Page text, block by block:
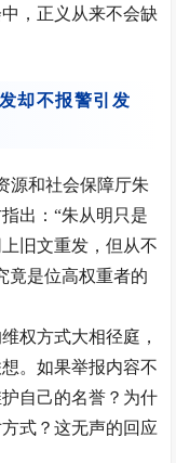
，正义从来不会缺
却不报警引发
源和社会保障厅朱
出：“朱从明只是
旧文重发，但从不
竟是位高权重者的
权方式大相径庭，
。如果举报内容不
自己的名誉？为什
式？这无声的回应